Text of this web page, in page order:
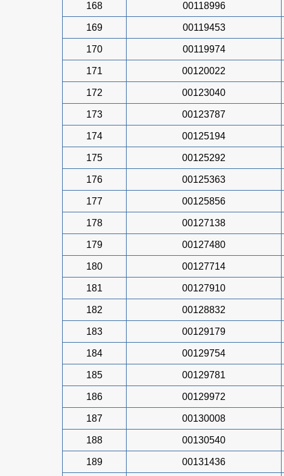
168 00118996
169 00119453
170 00119974
171 00120022
172 00123040
173 00123787
174 00125194
175 00125292
176 00125363
177 00125856
178 00127138
179 00127480
180 00127714
181 00127910
182 00128832
183 00129179
184 00129754
185 00129781
186 00129972
187 00130008
188 00130540
189 00131436